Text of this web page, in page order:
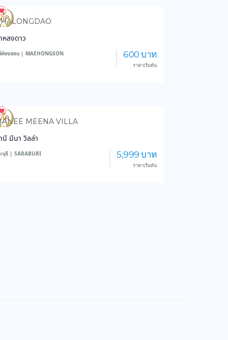
6,304
หลงดาว
องสอน | MAEHONGSON 600 บาท
ราคาเริ่มต้น
826
MEENA VILLA
นี มีนา วิลล่า
บุรี | SARABURI 5,999 บาท
ราคาเริ่มต้น